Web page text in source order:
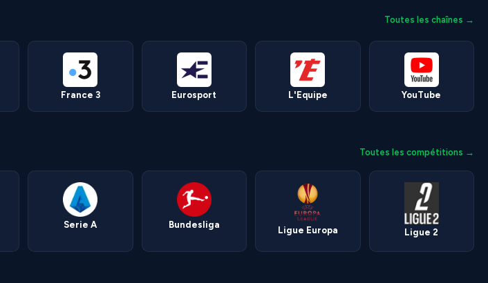
Toutes les chaînes →
France 3 Eurosport L'Equipe YouTube
Toutes les compétitions →
Serie A Bundesliga Ligue Europa Ligue 2